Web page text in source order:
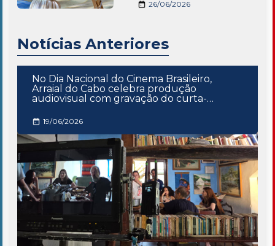
cabista
26/06/2026
Notícias Anteriores
No Dia Nacional do Cinema Brasileiro,
Arraial do Cabo celebra produção
audiovisual com gravação do curta-
19/06/2026